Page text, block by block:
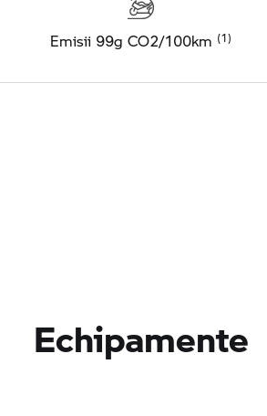
Emisii 99g CO2/100km
Echipamente